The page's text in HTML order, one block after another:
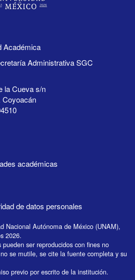
Académica
Administrativa SGC
la Cueva s/n
Coyoacán
académicas
de datos personales
Nacional Autónoma de México (UNAM),
2026.
ser reproducidos con fines no
se mutile, se cite la fuente completa y su
previo por escrito de la institución.